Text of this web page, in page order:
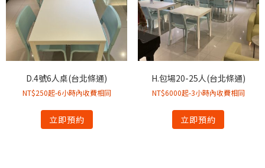
D.4號6人桌(台北條通)
NT$250起-6小時內收費相同
立即預約
H.包場20-25人(台北條通)
NT$6000起-3小時內收費相同
立即預約